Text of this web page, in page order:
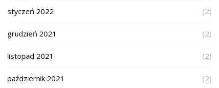
styczeń 2022 (2)
grudzień 2021 (2)
listopad 2021 (2)
październik 2021 (2)